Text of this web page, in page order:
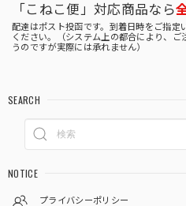
「こねこ便」対応商品なら
配達はポスト投函です。到着日時をご指定
ください。（システム上の都合により、
うのですが実際には承れません）
SEARCH
NOTICE
プライバシーポリシー